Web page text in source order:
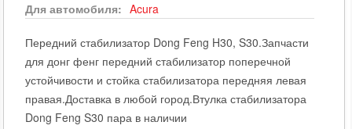
Для автомобиля: Acura
Передний стабилизатор Dong Feng H30, S30.Запчасти
для донг фенг передний стабилизатор поперечной
устойчивости и стойка стабилизатора передняя левая
правая.Доставка в любой город.Втулка стабилизатора
Dong Feng S30 пара в наличии